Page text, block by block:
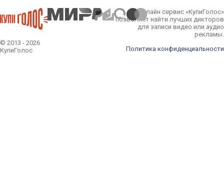
© 2013 - 2026
КупиГолос
Онлайн сервис «КупиГолос»
позволяет найти лучших дикторов
для записи видео или аудио
рекламы.
Политика конфиденциальности